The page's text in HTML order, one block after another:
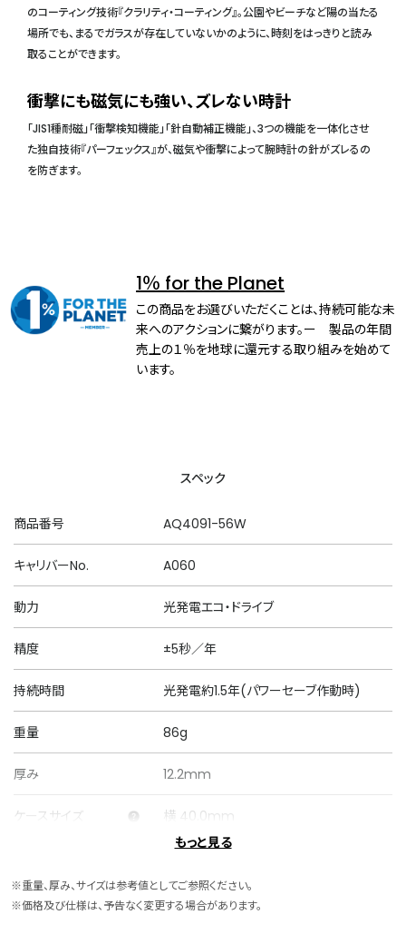
のコーティング技術『クラリティ・コーティング』。公園やビーチなど陽の当たる
場所でも、まるでガラスが存在していないかのように、時刻をはっきりと読み
取ることができます。
衝撃にも磁気にも強い、ズレない時計
「JIS1種耐磁」「衝撃検知機能」「針自動補正機能」、3つの機能を一体化させ
た独自技術『パーフェックス』が、磁気や衝撃によって腕時計の針がズレるの
を防ぎます。
1％ for the Planet
この商品をお選びいただくことは、持続可能な未
来へのアクションに繋がります。ー 製品の年間
売上の１％を地球に還元する取り組みを始めて
います。
スペック
商品番号 AQ4091-56W
キャリバーNo. A060
動力 光発電エコ・ドライブ
精度 ±5秒／年
持続時間 光発電約1.5年(パワーセーブ作動時)
重量 86g
厚み 12.2mm
ケースサイズ 横 40.0mm
ケース表面処理 デュラテクトプラチナ(ライトシルバー色)
もっと見る
※重量、厚み、サイズは参考値としてご参照ください。
※価格及び仕様は、予告なく変更する場合があります。